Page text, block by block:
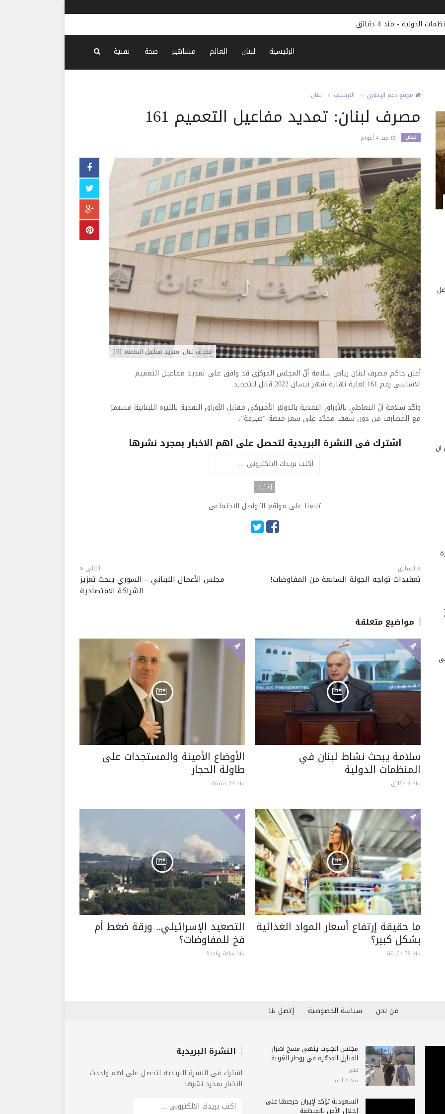
الدولية- منذ 4 دقائق
الرئيسية لبنان العالم مشاهير صحة تقنية
موقع دعم الإخباري الارشيف لبنان
مصرف لبنان: تمديد مفاعيل التعميم 161
لبنان منذ 4 أعوام
مصرف لبنان: تمديد مفاعيل التعميم 161
أعلن حاكم مصرف لبنان رياض سلامة أنّ المجلس المركزي قد وافق على تمديد مفاعيل التعميم
الاساسي رقم 161
لغاية نهاية شهر نيسان 2022
قابل للتجديد.
وأكّد سلامة أنّ التعاطي بالأوراق النقدية بالدولار الأميركي مقابل الأوراق النقدية بالليرة اللبنانية مستمرّ
مع المصارف من دون سقف محدّد على سعر منصة “صيرفة”.
اشترك فى النشرة البريدية لتحصل على اهم الاخبار بمجرد نشرها
تابعنا على مواقع التواصل الاجتماعى
السابق
تعقيدات تواجه الجولة السابعة من المفاوضات!
التالى
مجلس الأعمال اللبناني – السوري يبحث تعزيز
الشراكة الاقتصادية
مواضيع متعلقة
سلامة يبحث نشاط لبنان في
المنظمات الدولية
منذ 4 دقائق
الأوضاع الأمينة والمستجدات على
طاولة الحجار
منذ 24 دقيقة
ما حقيقة إرتفاع أسعار المواد الغذائية
بشكل كبير؟
منذ 39 دقيقة
التصعيد الإسرائيلي.. ورقة ضغط أم
فخ للمفاوضات؟
منذ ساعة واحدة
أن
من نحن سياسة الخصوصية إتصل بنا
مجلس الجنوب ينهي مسح أضرار
المنازل المدمّرة في زوطر الغربية
لبنان
منذ 4 أيام
السعودية تؤكد لإيران حرصها على
إحلال الأمن بالمنطقة
النشرة البريدية
اشترك فى النشرة البريدية لتحصل على اهم واحدث
الاخبار بمجرد نشرها